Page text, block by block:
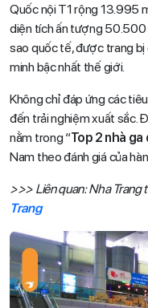
Quốc nội T1 rộng 13.995
diện tích ấn tượng 50.500
sao quốc tế, được trang bị
minh bậc nhất thế giới.
Không chỉ đáp ứng các
đến trải nghiệm xuất sắc.
nằm trong “Top 2 nhà
Nam theo đánh giá của
>>> Liên quan: Nha Trang
Trang